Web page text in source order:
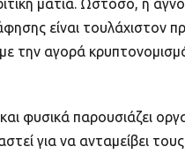
ματιά. Ωστόσο, η
είναι τουλάχιστον
την αγορά
φυσικά παρουσιάζει
για να ανταμείβει